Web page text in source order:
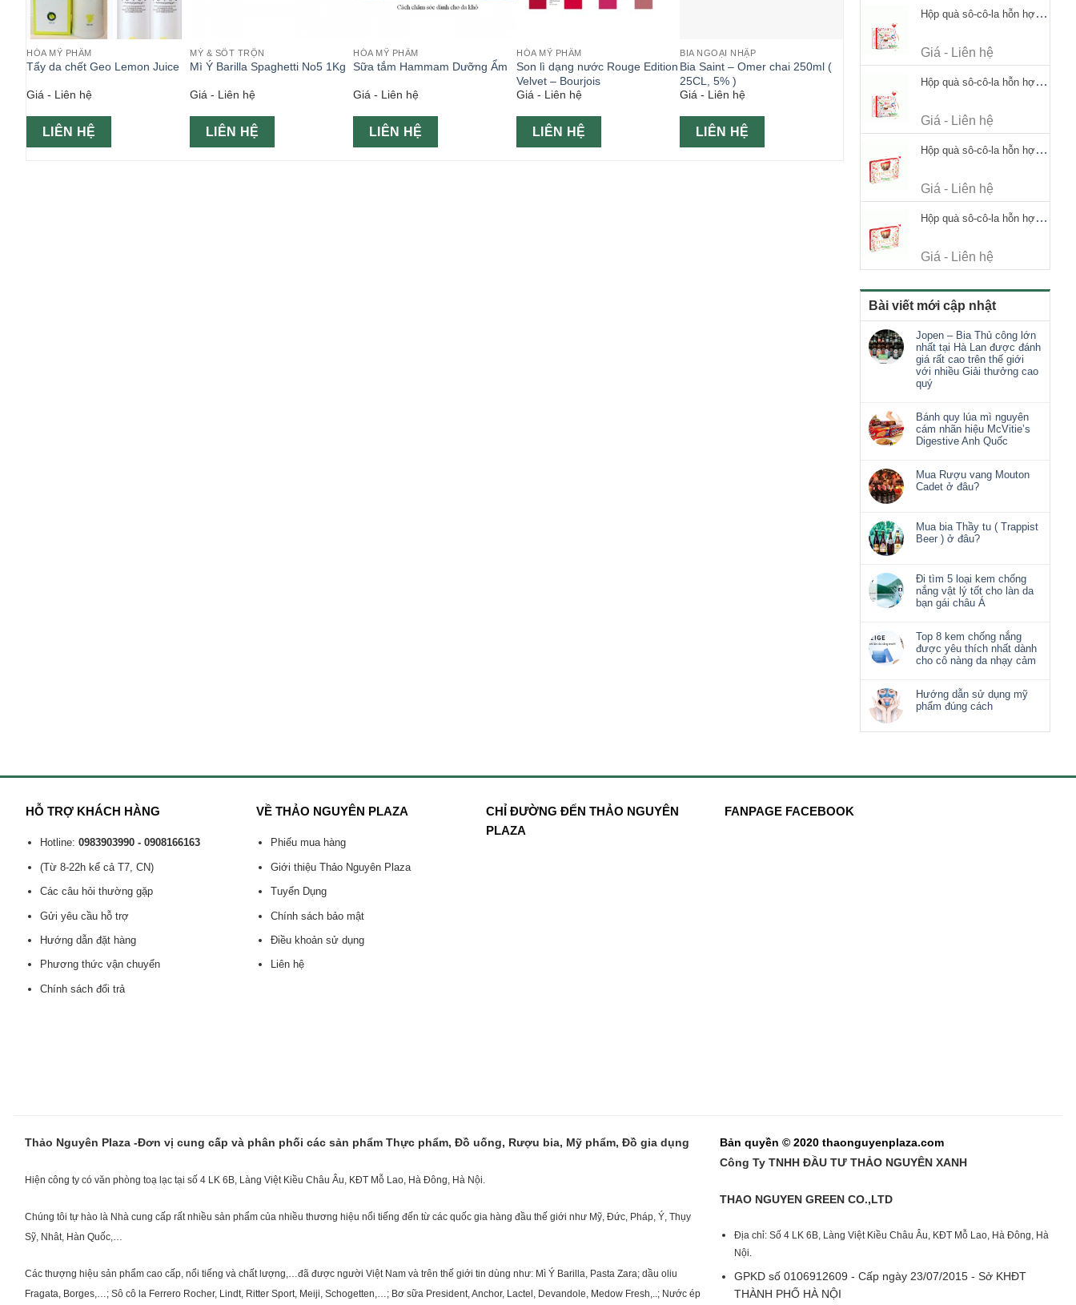
Hộp quà sô-cô-la hỗn hợp Merci Petits Chocolate Collection 125g thiếc
Giá - Liên hệ
Hộp quà sô-cô-la hỗn hợp Merci Petits Chocolate Collection 125g thiếc
Giá - Liên hệ
Hộp quà sô-cô-la hỗn hợp Merci Finest Selection 250g thiếc
Giá - Liên hệ
Hộp quà sô-cô-la hỗn hợp Merci Finest Selection 250g thiếc
Giá - Liên hệ
Bài viết mới cập nhật
Jopen – Bia Thủ công lớn
nhất tại Hà Lan được đánh
giá rất cao trên thế giới
với nhiều Giải thưởng cao
quý
Bánh quy lúa mì nguyên
cám nhãn hiệu McVitie’s
Digestive Anh Quốc
Mua Rượu vang Mouton
Cadet ở đâu?
Mua bia Thầy tu ( Trappist
Beer ) ở đâu?
Đi tìm 5 loại kem chống
nắng vật lý tốt cho làn da
bạn gái châu Á
Top 8 kem chống nắng
được yêu thích nhất dành
cho cô nàng da nhạy cảm
Hướng dẫn sử dụng mỹ
phẩm đúng cách
HÓA MỸ PHẨM
Tẩy da chết Geo Lemon Juice
Giá - Liên hệ
LIÊN HỆ
MỲ & SỐT TRỘN
Mì Ý Barilla Spaghetti No5 1Kg
Giá - Liên hệ
LIÊN HỆ
HÓA MỸ PHẨM
Sữa tắm Hammam Dưỡng Ẩm
Giá - Liên hệ
LIÊN HỆ
HÓA MỸ PHẨM
Son lì dạng nước Rouge Edition
Velvet – Bourjois
Giá - Liên hệ
LIÊN HỆ
BIA NGOẠI NHẬP
Bia Saint – Omer chai 250ml (
25CL, 5% )
Giá - Liên hệ
LIÊN HỆ
HỖ TRỢ KHÁCH HÀNG
Hotline: 0983903990 - 0908166163
(Từ 8-22h kể cả T7, CN)
Các câu hỏi thường gặp
Gửi yêu cầu hỗ trợ
Hướng dẫn đặt hàng
Phương thức vận chuyển
Chính sách đổi trả
VỀ THẢO NGUYÊN PLAZA
Phiếu mua hàng
Giới thiệu Thảo Nguyên Plaza
Tuyển Dụng
Chính sách bảo mật
Điều khoản sử dụng
Liên hệ
CHỈ ĐƯỜNG ĐẾN THẢO NGUYÊN
PLAZA
FANPAGE FACEBOOK
Thảo Nguyên Plaza -Đơn vị cung cấp và phân phối các sản phẩm Thực phẩm, Đồ uống, Rượu bia, Mỹ phẩm, Đồ gia dụng
Hiện công ty có văn phòng toạ lạc tại số 4 LK 6B, Làng Việt Kiều Châu Âu, KĐT Mỗ Lao, Hà Đông, Hà Nội.
Chúng tôi tự hào là Nhà cung cấp rất nhiều sản phẩm của nhiều thương hiệu nổi tiếng đến từ các quốc gia hàng đầu thế giới như Mỹ, Đức, Pháp, Ý, Thụy
Sỹ, Nhât, Hàn Quốc,…
Các thượng hiệu sản phẩm cao cấp, nổi tiếng và chất lượng,…đã được người Việt Nam và trên thế giới tin dùng như: Mì Ý Barilla, Pasta Zara; dầu oliu
Fragata, Borges,…; Sô cô la Ferrero Rocher, Lindt, Ritter Sport, Meiji, Schogetten,…; Bơ sữa President, Anchor, Lactel, Devandole, Medow Fresh,..; Nước ép
Bản quyền © 2020 thaonguyenplaza.com
Công Ty TNHH ĐẦU TƯ THẢO NGUYÊN XANH
THAO NGUYEN GREEN CO.,LTD
Địa chỉ: Số 4 LK 6B, Làng Việt Kiều Châu Âu, KĐT Mỗ Lao, Hà Đông, Hà
Nội.
GPKD số 0106912609 - Cấp ngày 23/07/2015 - Sở KHĐT
THÀNH PHỐ HÀ NỘI